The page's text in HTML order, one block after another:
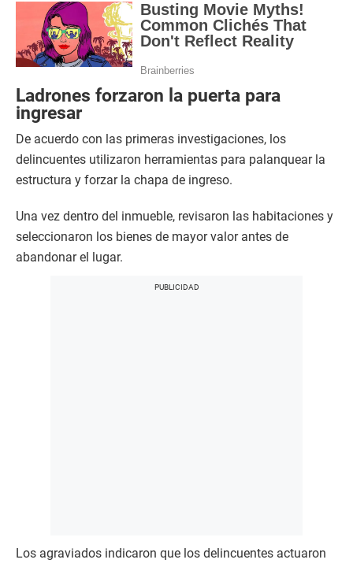
Ladrones forzaron la puerta para
ingresar
De acuerdo con las primeras investigaciones, los
delincuentes utilizaron herramientas para palanquear la
estructura y forzar la chapa de ingreso.
Una vez dentro del inmueble, revisaron las habitaciones y
seleccionaron los bienes de mayor valor antes de
abandonar el lugar.
Los agraviados indicaron que los delincuentes actuaron